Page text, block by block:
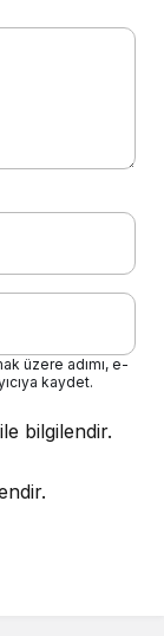
üzere adımı, e-
kaydet.
bilgilendir.